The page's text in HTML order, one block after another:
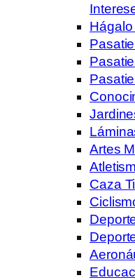
Artes
Caza